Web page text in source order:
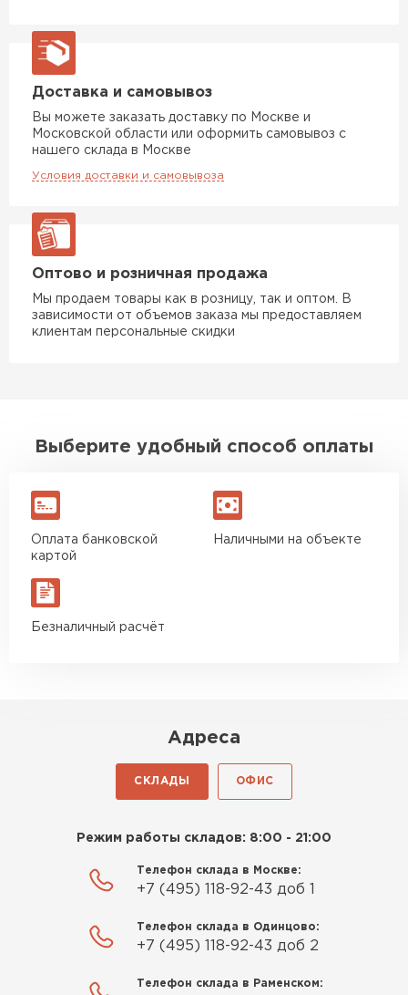
Доставка и самовывоз
Вы можете заказать доставку по Москве и
Московской области или оформить самовывоз с
нашего склада в Москве
Условия доставки и самовывоза
Оптово и розничная продажа
Мы продаем товары как в розницу, так и оптом. В
зависимости от объемов заказа мы предоставляем
клиентам персональные скидки
Выберите удобный способ оплаты
Оплата банковской
картой
Наличными на объекте
Безналичный расчёт
Адреса
СКЛАДЫ ОФИС
Режим работы складов: 8:00 - 21:00
Телефон склада в Москве:
+7 (495) 118-92-43 доб 1
Телефон склада в Одинцово:
+7 (495) 118-92-43 доб 2
Телефон склада в Раменском: